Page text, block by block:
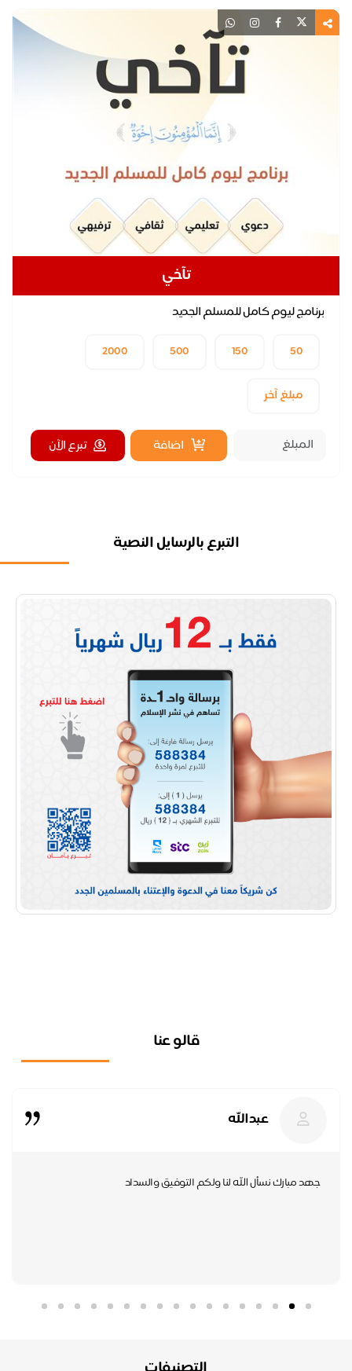
تآخي
برنامج ليوم كامل للمسلم الجديد
2000
مبلغ آخر
اضافة تبرع الآن
التبرع بالرسايل النصية
قالو عنا
عبدالله
جهد مبارك نسأل الله لنا ولكم التوفيق والسداد